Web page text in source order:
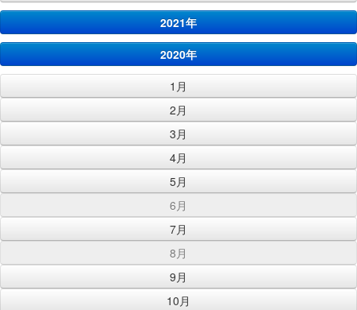
2021年
2020年
1月
2月
3月
4月
5月
6月
7月
8月
9月
10月